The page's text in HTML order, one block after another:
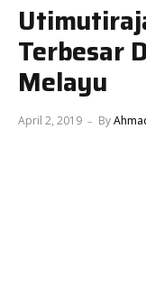
Terbesar
Melayu
April 2, 2019 By